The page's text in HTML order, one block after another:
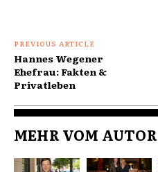
PREVIOUS ARTICLE
Hannes Wegener
Ehefrau: Fakten &
Privatleben
MEHR VOM AUTOR